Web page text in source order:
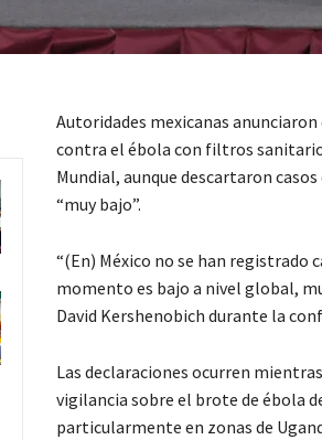
Autoridades mexicanas
contra el ébola con filtros
Mundial, aunque descartaron
“muy bajo”.
“(En) México no se han registrado
momento es bajo a nivel global,
David Kershenobich durante la
Las declaraciones ocurren
vigilancia sobre el brote de ébola
particularmente en zonas de